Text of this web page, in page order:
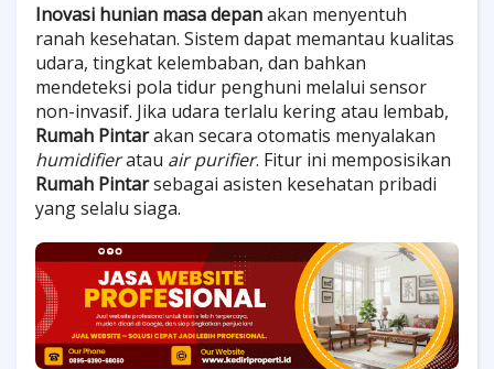
Inovasi hunian masa depanakan menyentuh
ranah kesehatan. Sistem dapat memantau kualitas
udara, tingkat kelembaban, dan bahkan
mendeteksi pola tidur penghuni melalui sensor
non-invasif. Jika udara terlalu kering atau lembab,
Rumah Pintarakan secara otomatis menyalakan
humidifieratau air purifier. Fitur ini memposisikan
Rumah Pintarsebagai asisten kesehatan pribadi
yang selalu siaga.